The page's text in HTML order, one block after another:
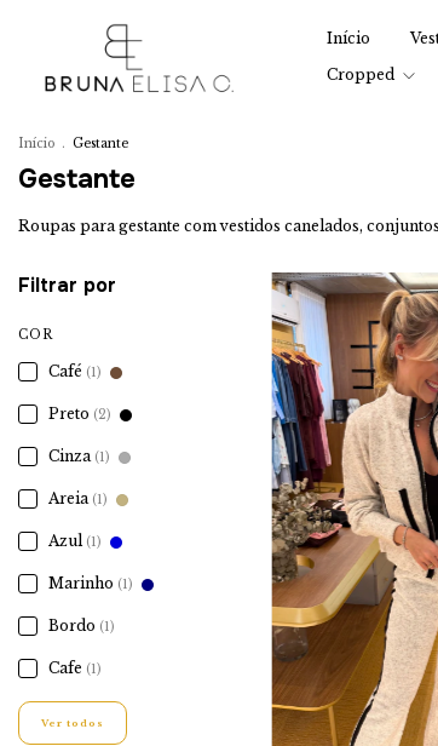
Início
Cropped
Início . Gestante
Gestante
Roupas para gestante com vestidos canelados,
Filtrar por
COR
Café (1)
Preto (2)
Cinza (1)
Areia (1)
Azul (1)
Marinho (1)
Bordo (1)
Cafe (1)
Ver todos